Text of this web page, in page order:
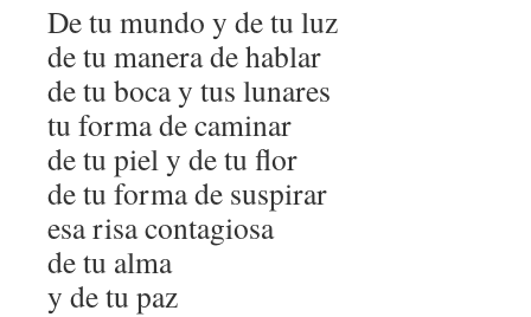
De tu mundo y de tu luz
de tu manera de hablar
de tu boca y tus lunares
tu forma de caminar
de tu piel y de tu flor
de tu forma de suspirar
esa risa contagiosa
de tu alma
y de tu paz